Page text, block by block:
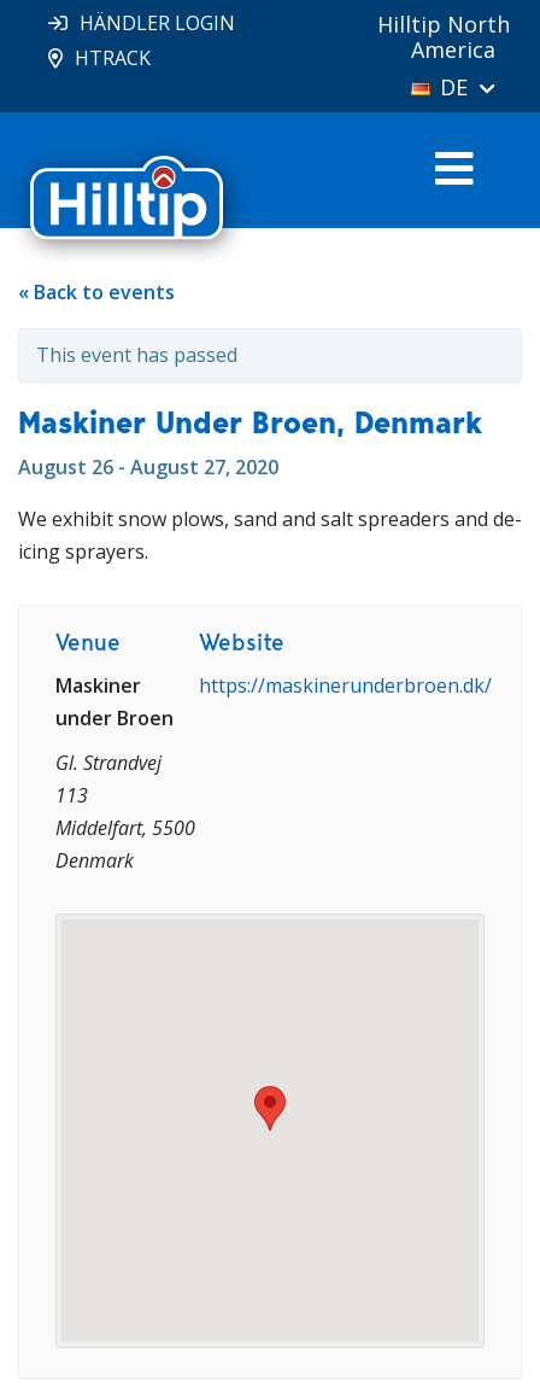
HÄNDLER LOGIN
HTRACK
Hilltip North
America
DE
« Back to events
This event has passed
Maskiner Under Broen, Denmark
August 26 - August 27, 2020
We exhibit snow plows, sand and salt spreaders and de-
icing sprayers.
Venue
Maskiner
under Broen
Gl. Strandvej
113
Middelfart, 5500
Denmark
Website
https://maskinerunderbroen.dk/